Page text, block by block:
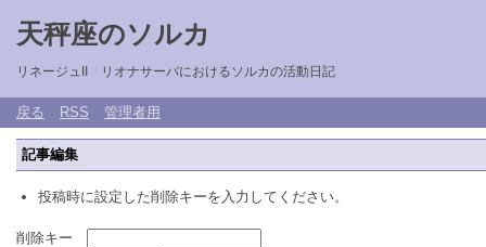
天秤座のソルカ
リネージュII リオナサーバにおけるソルカの活動日記
戻る RSS 管理者用
記事編集
投稿時に設定した削除キーを入力してください。
削除キー